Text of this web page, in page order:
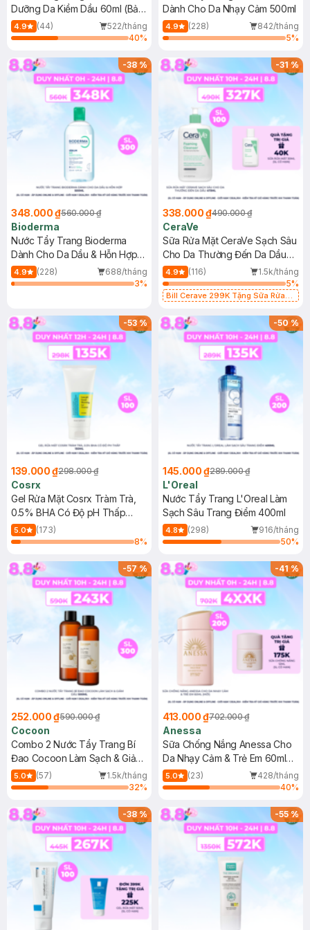
Dưỡng Da Kiềm Dầu 60ml (Bản
Mới)
4.9 (44)
522/tháng
40%
Dành Cho Da Nhạy Cảm 500ml
4.9 (228)
842/tháng
5%
-38%
348.000 ₫560.000 ₫
Bioderma
Nước Tẩy Trang Bioderma
Dành Cho Da Dầu & Hỗn Hợp
500ml
4.9 (228)
688/tháng
3%
-31%
338.000 ₫490.000 ₫
CeraVe
Sữa Rửa Mặt CeraVe Sạch Sâu
Cho Da Thường Đến Da Dầu
473ml
4.9 (116)
1.5k/tháng
5%
Bill Cerave 299K Tặng Sữa Rửa
-53%
139.000 ₫298.000 ₫
Cosrx
Gel Rửa Mặt Cosrx Tràm Trà,
0.5% BHA Có Độ pH Thấp
150ml
5.0
(173)
8%
-50%
145.000 ₫289.000 ₫
L'Oreal
Nước Tẩy Trang L'Oreal Làm
Sạch Sâu Trang Điểm 400ml
4.8 (298)
916/tháng
50%
-57%
252.000 ₫590.000 ₫
Cocoon
Combo 2 Nước Tẩy Trang Bí
Đao Cocoon Làm Sạch & Giảm
Dầu 500ml
5.0 (57)
1.5k/tháng
32%
-41%
413.000 ₫702.000 ₫
Anessa
Sữa Chống Nắng Anessa Cho
Da Nhạy Cảm & Trẻ Em 60ml
(Mới)
5.0 (23)
428/tháng
40%
-38% -55%